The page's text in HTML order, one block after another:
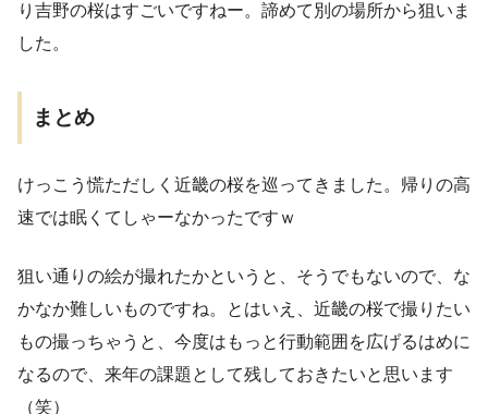
り吉野の桜はすごいですねー。諦めて別の場所から狙いま
した。
まとめ
けっこう慌ただしく近畿の桜を巡ってきました。帰りの高
速では眠くてしゃーなかったですｗ
狙い通りの絵が撮れたかというと、そうでもないので、な
かなか難しいものですね。とはいえ、近畿の桜で撮りたい
もの撮っちゃうと、今度はもっと行動範囲を広げるはめに
なるので、来年の課題として残しておきたいと思います
（笑）